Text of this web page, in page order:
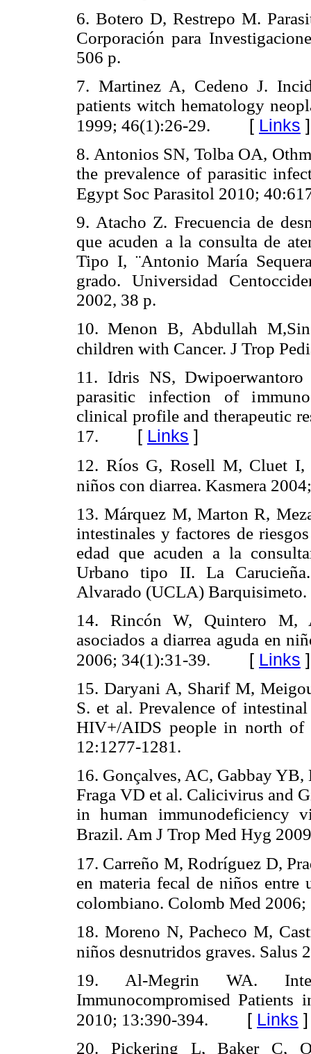
6. Botero D, Restrepo M.
Corporación para
506 p.
7. Martinez A, Cedeno J.
patients witch hematology
1999; 46(1):26-29. [ Links ]
8. Antonios SN, Tolba OA,
the prevalence of parasitic
Egypt Soc Parasitol 2010;
9. Atacho Z. Frecuencia de
que acuden a la consulta de
Tipo I, ¨Antonio María
grado. Universidad
2002, 38 p.
10. Menon B, Abdullah
children with Cancer. J Trop
11. Idris NS,
parasitic infection of
clinical profile and therapeutic
17. [ Links ]
12. Ríos G, Rosell M, Cluet I,
niños con diarrea. Kasmera
13. Márquez M, Marton R,
intestinales y factores de
edad que acuden a la
Urbano tipo II. La
Alvarado (UCLA) Barquisimeto.
14. Rincón W, Quintero M,
asociados a diarrea aguda en
2006; 34(1):31-39. [ Links ]
15. Daryani A, Sharif M,
S. et al. Prevalence of
HIV+/AIDS people in north
12:1277-1281.
16. Gonçalves, AC, Gabbay
Fraga VD et al. Calicivirus and
in human immunodeficiency
Brazil. Am J Trop Med Hyg
17. Carreño M, Rodríguez D,
en materia fecal de niños
colombiano. Colomb Med
18. Moreno N, Pacheco M,
niños desnutridos graves. Salus
19. Al-Megrin WA.
Immunocompromised
2010; 13:390-394. [ Links ]
20. Pickering L, Baker C,